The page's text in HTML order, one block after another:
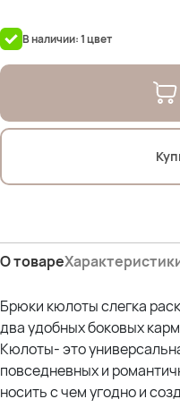
В наличии: 1 цвет
О товаре
Брюки кюлоты слегка
два удобных боковых
Кюлоты- это
повседневных и
носить с чем угодно и